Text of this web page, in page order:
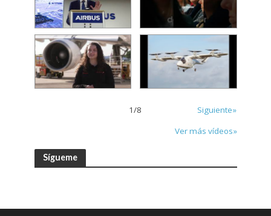
1/8
Siguiente»
Ver más vídeos»
Sígueme